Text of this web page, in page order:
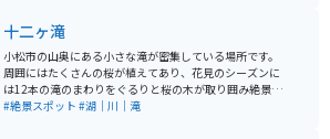
十二ヶ滝
小松市の山奥にある小さな滝が密集している場所です。
周囲にはたくさんの桜が植えてあり、花見のシーズンに
は12本の滝のまわりをぐるりと桜の木が取り囲み絶景と
なります。すぐ隣に広めの駐車場があるので、車やバイ
#絶景スポット #湖｜川｜滝